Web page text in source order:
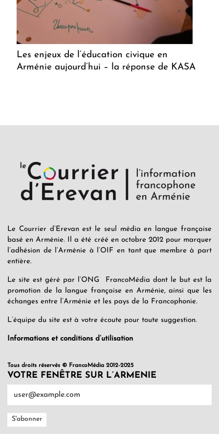
Les enjeux de l’éducation civique en
Arménie aujourd’hui – la réponse de KASA
Le Courrier d’Erevan est le seul média en langue française
basé en Arménie. Il a été créé en octobre 2012 pour marquer
l’adhésion de l’Arménie à l’OIF en tant que membre à part
entière.
Le site est géré par l’ONG FrancoMédia dont le but est la
promotion de la langue française en Arménie, ainsi que les
échanges entre l’Arménie et les pays de la Francophonie.
L’équipe du site est à votre écoute pour toute suggestion.
Informations et conditions d’utilisation
Tous droits réservés © FrancoMédia 2012-2025
VOTRE FENÊTRE SUR L’ARMENIE